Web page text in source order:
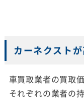
カーネクスト
車買取業者の買取
それぞれの業者の